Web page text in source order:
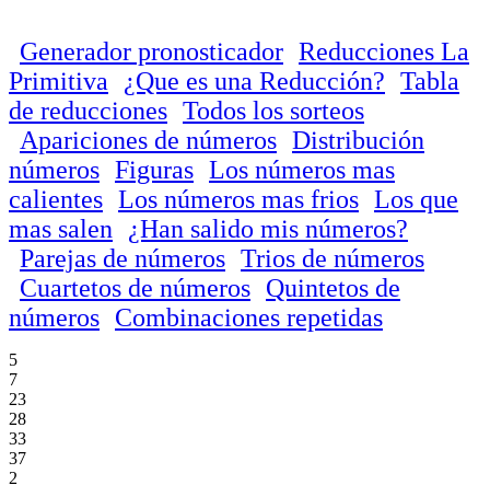
Generador pronosticador Reducciones La
Primitiva
¿Que es una Reducción? Tabla
de reducciones Todos los sorteos
Apariciones de números Distribución
números Figuras Los números mas
calientes Los números mas frios Los que
mas salen
¿Han salido mis números?
Parejas de números Trios de números
Cuartetos de números Quintetos de
números Combinaciones repetidas
5
7
23
28
33
37
2